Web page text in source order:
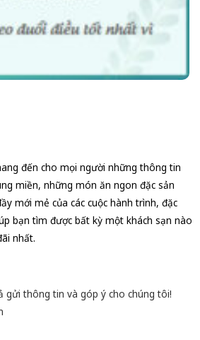
đến cho mọi người những thông tin
miền, những món ăn ngon đặc sản
mới mẻ của các cuộc hành trình, đặc
bạn tìm được bất kỳ một khách sạn nào
nhất.
gửi thông tin và góp ý cho chúng tôi!